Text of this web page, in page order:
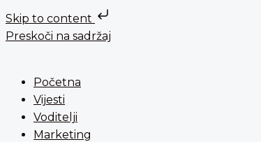
Skip to content
Preskoči na sadržaj
Početna
Vijesti
Voditelji
Marketing